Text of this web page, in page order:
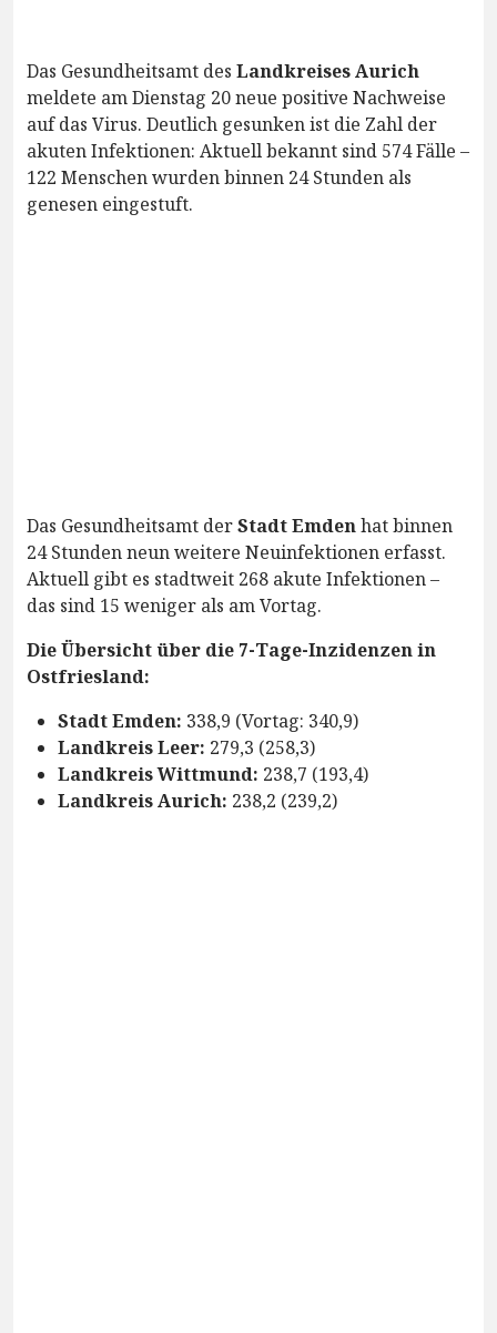
Das Gesundheitsamt des Landkreises Aurich
meldete am Dienstag 20 neue positive Nachweise
auf das Virus. Deutlich gesunken ist die Zahl der
akuten Infektionen: Aktuell bekannt sind 574 Fälle –
122 Menschen wurden binnen 24 Stunden als
genesen eingestuft.
Das Gesundheitsamt derStadt Emdenhat binnen
24 Stunden neun weitere Neuinfektionen erfasst.
Aktuell gibt es stadtweit 268 akute Infektionen –
das sind 15 weniger als am Vortag.
Die Übersicht über die 7-Tage-Inzidenzen in
Ostfriesland:
Stadt Emden: 338,9 (Vortag: 340,9)
Landkreis Leer: 279,3 (258,3)
Landkreis Wittmund: 238,7 (193,4)
Landkreis Aurich: 238,2 (239,2)